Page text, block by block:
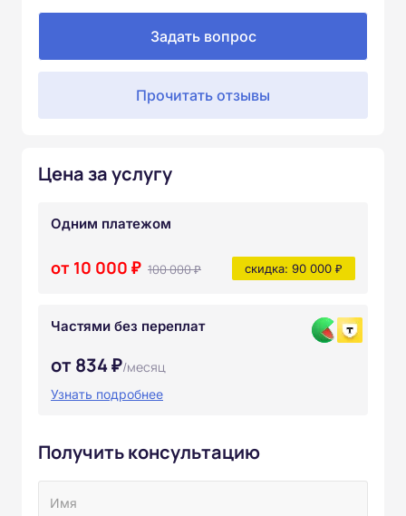
Задать вопрос
Прочитать отзывы
Цена за услугу
Одним платежом
от 10 000 ₽ 100 000 ₽ скидка: 90 000 ₽
Частями без переплат
от 834 ₽/месяц
Узнать подробнее
Получить консультацию